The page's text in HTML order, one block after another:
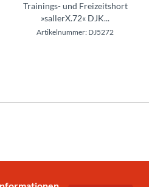
Trainings- und Freizeitshort
»sallerX.72« DJK...
Artikelnummer: DJ5272